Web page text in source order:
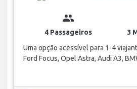
group
4 Passageiros
3
Uma opção acessível para 1-4
Ford Focus, Opel Astra, Audi A3,